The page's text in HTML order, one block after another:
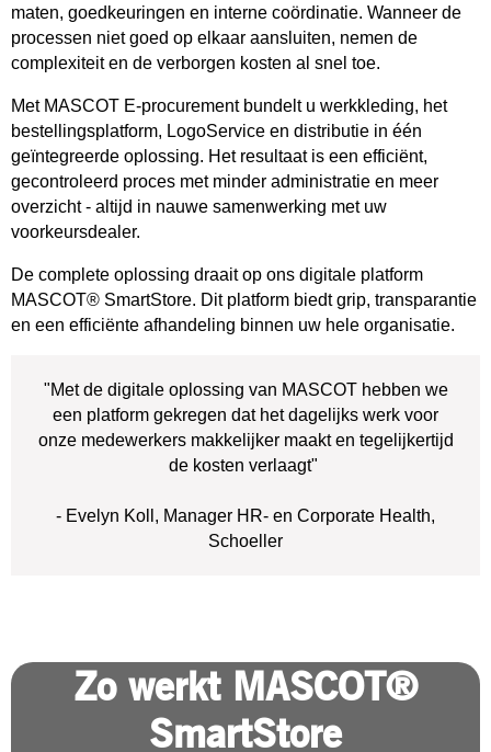
maten, goedkeuringen en interne coördinatie. Wanneer de
processen niet goed op elkaar aansluiten, nemen de
complexiteit en de verborgen kosten al snel toe.
Met MASCOT E-procurement bundelt u werkkleding, het
bestellingsplatform, LogoService en distributie in één
geïntegreerde oplossing. Het resultaat is een efficiënt,
gecontroleerd proces met minder administratie en meer
overzicht - altijd in nauwe samenwerking met uw
voorkeursdealer.
De complete oplossing draait op ons digitale platform
MASCOT® SmartStore. Dit platform biedt grip, transparantie
en een efficiënte afhandeling binnen uw hele organisatie.
"Met de digitale oplossing van MASCOT hebben we
een platform gekregen dat het dagelijks werk voor
onze medewerkers makkelijker maakt en tegelijkertijd
de kosten verlaagt"
- Evelyn Koll, Manager HR- en Corporate Health,
Schoeller
Zo werkt MASCOT®
SmartStore